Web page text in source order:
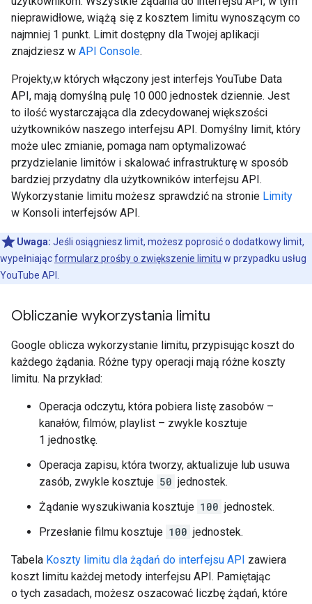
nieprawidłowe, wiążą się z kosztem limitu wynoszącym co
najmniej 1 punkt. Limit dostępny dla Twojej aplikacji
znajdziesz w API Console.
Projekty,w których włączony jest interfejs YouTube Data
API, mają domyślną pulę 10 000 jednostek dziennie. Jest
to ilość wystarczająca dla zdecydowanej większości
użytkowników naszego interfejsu API. Domyślny limit, który
może ulec zmianie, pomaga nam optymalizować
przydzielanie limitów i skalować infrastrukturę w sposób
bardziej przydatny dla użytkowników interfejsu API.
Wykorzystanie limitu możesz sprawdzić na stronie Limity
w Konsoli interfejsów API.
Uwaga: Jeśli osiągniesz limit, możesz poprosić o dodatkowy limit,
wypełniającformularz prośby o zwiększenie limitu w przypadku usług
YouTube API.
Obliczanie wykorzystania limitu
Google oblicza wykorzystanie limitu, przypisując koszt do
każdego żądania. Różne typy operacji mają różne koszty
limitu. Na przykład:
Operacja odczytu, która pobiera listę zasobów –
kanałów, filmów, playlist – zwykle kosztuje
1 jednostkę.
Operacja zapisu, która tworzy, aktualizuje lub usuwa
zasób, zwykle kosztuje 50 jednostek.
Żądanie wyszukiwania kosztuje 100 jednostek.
Przesłanie filmu kosztuje 100 jednostek.
Tabela Koszty limitu dla żądań do interfejsu API zawiera
koszt limitu każdej metody interfejsu API. Pamiętając
o tych zasadach, możesz oszacować liczbę żądań, które